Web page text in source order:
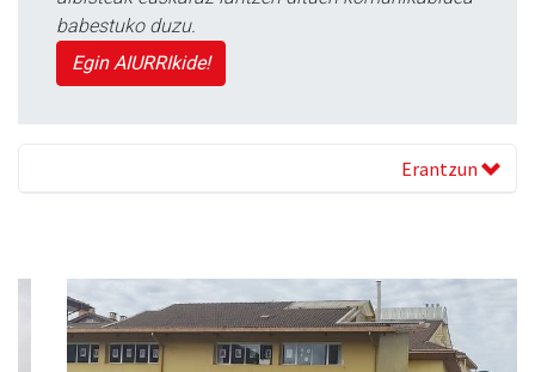
babestuko duzu.
Egin AIURRIkide!
Erantzun